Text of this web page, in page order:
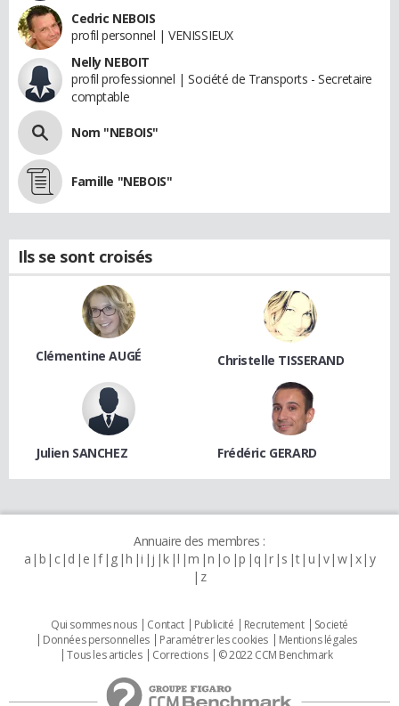
Cedric NEBOIS
profil personnel | VENISSIEUX
Nelly NEBOIT
profil professionnel | Société de Transports - Secretaire
comptable
Nom "NEBOIS"
Famille "NEBOIS"
Ils se sont croisés
Clémentine AUGÉ Christelle TISSERAND
Julien SANCHEZ Frédéric GERARD
Annuaire des membres :
a b c d e f g h i j k l m n o p q r s t u v w x y
z
Qui sommes nous Contact Publicité Recrutement
Societé
Données personnelles
Paramétrer les cookies
Mentions légales
Tous les articles
Corrections © 2022 CCM Benchmark